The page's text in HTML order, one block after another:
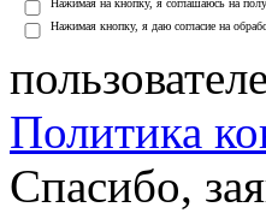
Нажимая на кнопку, я соглашаюсь на
Нажимая кнопку, я даю согласие на
Политика
Спасибо,